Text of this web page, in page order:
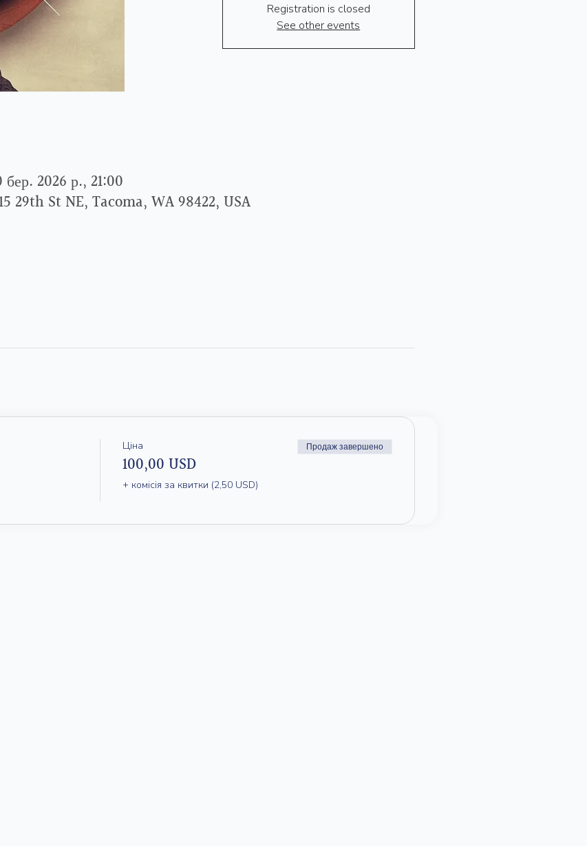
Registration is closed
See other events
2026 р., 21:00
29th St NE, Tacoma, WA 98422, USA
Ціна
100,00 USD
+ комісія за квитки (2,50 USD)
Продаж завершено